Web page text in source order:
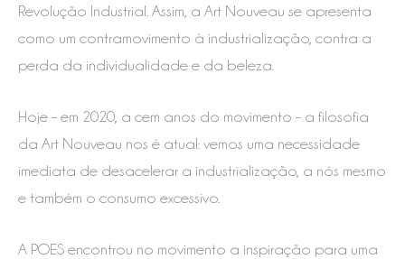
Revolução Industrial. Assim, a Art Nouveau se apresenta
como um contramovimento à industrialização, contra a
perda da individualidade e da beleza.
Hoje – em 2020, a cem anos do movimento – a filosofia
da Art Nouveau nos é atual: vemos uma necessidade
imediata de desacelerar a industrialização, a nós mesmo
e também o consumo excessivo.
A POES encontrou no movimento a inspiração para uma